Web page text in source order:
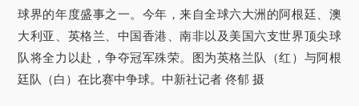
球界的年度盛事之一。今年，来自全球六大洲的阿根廷、澳
大利亚、英格兰、中国香港、南非以及美国六支世界顶尖球
队将全力以赴，争夺冠军殊荣。图为英格兰队（红）与阿根
廷队（白）在比赛中争球。中新社记者 佟郁 摄